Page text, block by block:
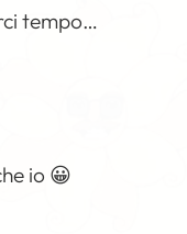
tempo…
io 😀